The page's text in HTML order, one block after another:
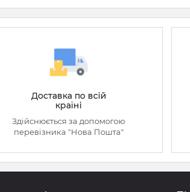
Доставка по всій
країні
Здійснюється за допомогою
перевізника "Нова Пошта"